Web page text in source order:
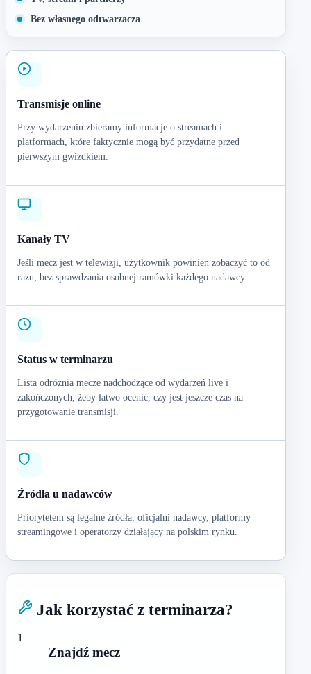
Bez własnego odtwarzacza
Transmisje online
Przy wydarzeniu zbieramy informacje o streamach i
platformach, które faktycznie mogą być przydatne przed
pierwszym gwizdkiem.
Kanały TV
Jeśli mecz jest w telewizji, użytkownik powinien zobaczyć to od
razu, bez sprawdzania osobnej ramówki każdego nadawcy.
Status w terminarzu
Lista odróżnia mecze nadchodzące od wydarzeń live i
zakończonych, żeby łatwo ocenić, czy jest jeszcze czas na
przygotowanie transmisji.
Źródła u nadawców
Priorytetem są legalne źródła: oficjalni nadawcy, platformy
streamingowe i operatorzy działający na polskim rynku.
Jak korzystać z terminarza?
1
Znajdź mecz